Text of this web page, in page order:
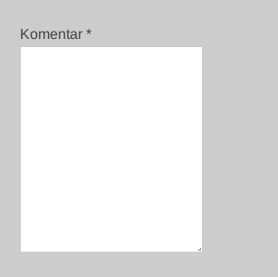
Komentar*